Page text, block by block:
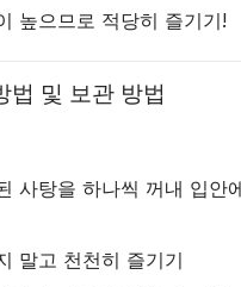
높으므로 적당히 즐기기!
법 및 보관 방법
사탕을 하나씩 꺼내 입안
말고 천천히 즐기기